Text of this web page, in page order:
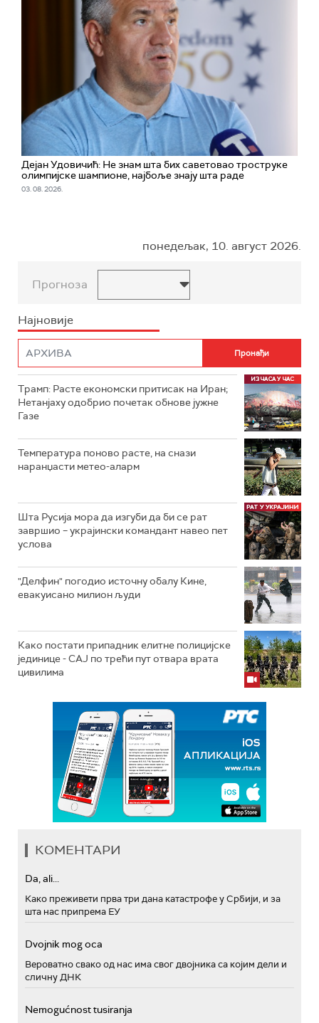
Дејан Удовичић: Не знам шта бих саветовао троструке
олимпијске шампионе, најбоље знају шта раде
03. 08. 2026.
понедељак, 10. август 2026.
Прогноза
Најновије
Трамп: Расте економски притисак на Иран;
Нетанјаху одобрио почетак обнове јужне
Газе
Температура поново расте, на снази
наранџасти метео-аларм
Шта Русија мора да изгуби да би се рат
завршио – украјински командант навео пет
услова
"Делфин" погодио источну обалу Кине,
евакуисано милион људи
Како постати припадник елитне полицијске
јединице - СAJ по трећи пут отвара врата
цивилима
КОМЕНТАРИ
Da, ali...
Како преживети прва три дана катастрофе у Србији, и за
шта нас припрема ЕУ
Dvojnik mog oca
Вероватно свако од нас има свог двојника са којим дели и
сличну ДНК
Nemogućnost tusiranja